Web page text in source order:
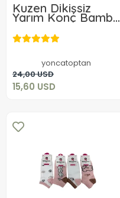
Kuzen Dikişsiz
Yarım Konç Bambu
Erkek Çorap 6
Adet
yoncatoptan
24,00 USD
15,60 USD
15,60 USD
Add to cart